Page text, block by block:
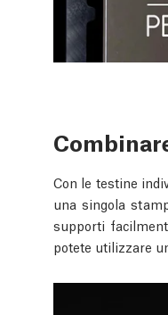
Con le testine
una singola
supporti
potete utilizzare